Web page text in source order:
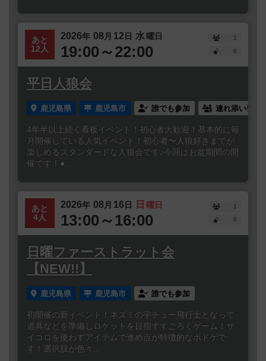
あと
12人
2026年 08 月 12日 水曜日
19:00～22:00
1
0
平日人狼会
鹿児島県 鹿児島市 誰でも参加 連れ添い登録
4年半以上続く看板イベント！初心者大歓迎！基本的に毎
月開催している人気イベント！初心者〜人狼好きまでが
楽しめるスタンダードな人狼会です♪今回はお盆期間の開
催です！●...
あと
4人
2026年 08 月 16日 日 曜日
13:00～16:00
1
0
日曜ファーストラット会
【NEW!!】
鹿児島県 鹿児島市 誰でも参加
初開催の新イベント！ネズミの宇チュー飛行士となって
道具などを準備しロケットを目指すすごろくゲーム！サ
イコロを使わずアイテムで進め点が特徴的なボドゲで
す！選択肢が色々...